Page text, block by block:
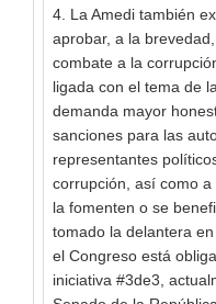
4. La Amedi también
aprobar, a la
combate a la
ligada con el tema de
demanda mayor
sanciones para las
representantes
corrupción, así como
la fomenten o se
tomado la delantera
el Congreso está
iniciativa #3de3,